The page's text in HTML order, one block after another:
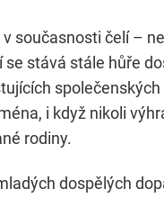
současnosti čelí –
stává stále hůře
i když nikoli
rodiny.
dospělých